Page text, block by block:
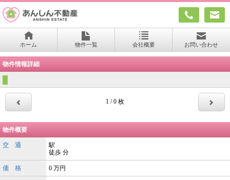
ホーム 物件一覧 会社概要 お問い合わせ
物件情報詳細
1 / 0 枚
物件概要
交 通
駅
徒歩 分
価 格 0 万円